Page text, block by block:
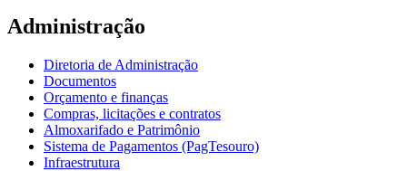
Administração
Diretoria de Administração
Documentos
Orçamento e finanças
Compras, licitações e contratos
Almoxarifado e Patrimônio
Sistema de Pagamentos (PagTesouro)
Infraestrutura